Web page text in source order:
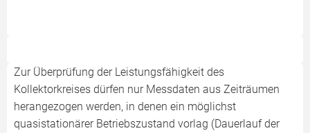
Zur Überprüfung der Leistungsfähigkeit des
Kollektorkreises dürfen nur Messdaten aus Zeiträumen
herangezogen werden, in denen ein möglichst
quasistationärer Betriebszustand vorlag (Dauerlauf der